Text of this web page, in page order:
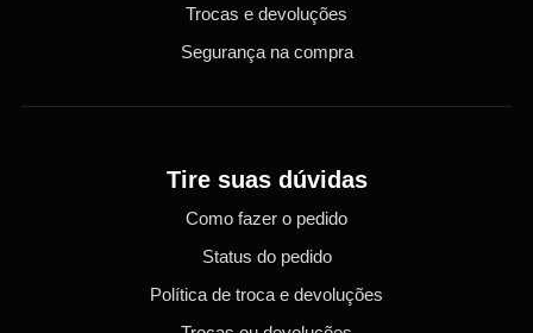
Trocas e devoluções
Segurança na compra
Tire suas dúvidas
Como fazer o pedido
Status do pedido
Política de troca e devoluções